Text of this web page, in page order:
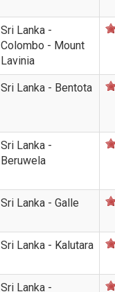
Sri Lanka -
Colombo - Mount
Lavinia
Sri Lanka - Bentota
Sri Lanka -
Beruwela
Sri Lanka - Galle
Sri Lanka - Kalutara
Sri Lanka -